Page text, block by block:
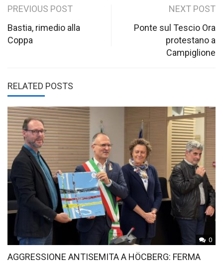
Post
navigation
PREVIOUS POST
Bastia, rimedio alla
Coppa
NEXT POST
Ponte sul Tescio Ora
protestano a
Campiglione
RELATED POSTS
0
AGGRESSIONE ANTISEMITA A HÖCBERG: FERMA